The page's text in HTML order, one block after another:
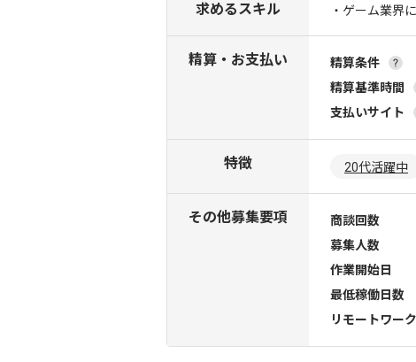
求めるスキル ・ゲーム業界
精算・お支払い 精算条件
精算基準時間
支払いサイト
特徴 20代活躍中
その他募集要項 商談回数
募集人数
作業開始日
最低稼働日数
リモートワーク